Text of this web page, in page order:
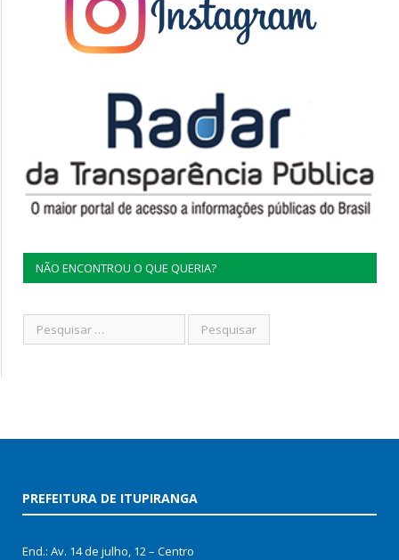
NÃO ENCONTROU O QUE QUERIA?
PREFEITURA DE ITUPIRANGA
End.: Av. 14 de julho, 12 – Centro